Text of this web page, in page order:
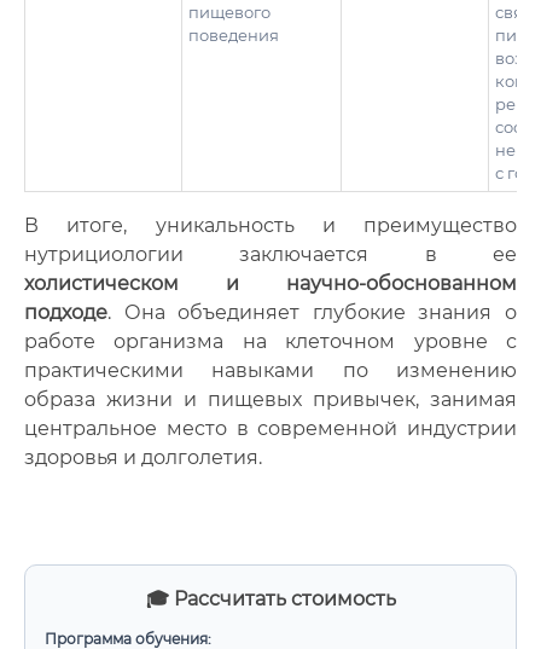
🎓 Рассчитать стоимость
Программа обучения:
пищевого
поведения
не
с
В итоге, уникальность и преимущество
нутрициологии заключается в ее
холистическом и научно-обоснованном
подходе. Она объединяет глубокие знания о
работе организма на клеточном уровне с
практическими навыками по изменению
образа жизни и пищевых привычек, занимая
центральное место в современной индустрии
здоровья и долголетия.